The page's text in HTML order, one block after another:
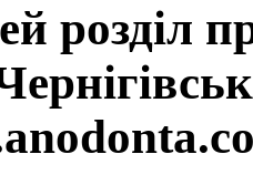
розділ